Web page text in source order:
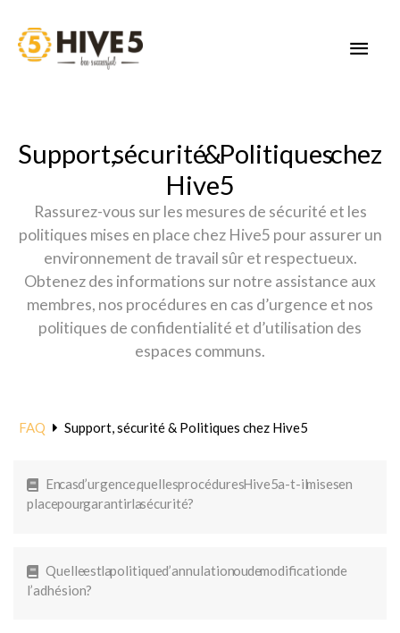
contenu
Support, sécurité & Politiques chez
Hive5
Rassurez-vous sur les mesures de sécurité et les
politiques mises en place chez Hive5 pour assurer un
environnement de travail sûr et respectueux.
Obtenez des informations sur notre assistance aux
membres, nos procédures en cas d’urgence et nos
politiques de confidentialité et d’utilisation des
espaces communs.
FAQ Support, sécurité & Politiques chez Hive5
En cas d’urgence, quelles procédures Hive5 a-t-il mises en
place pour garantir la sécurité ?
Quelle est la politique d’annulation ou de modification de
l’adhésion ?